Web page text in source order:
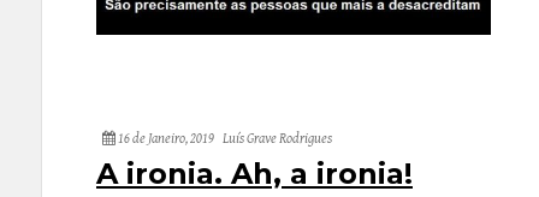
16 de Janeiro, 2019 Luís Grave Rodrigues
A ironia. Ah, a ironia!